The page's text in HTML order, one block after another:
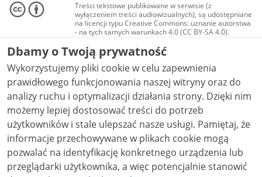
Treści tekstowe publikowane w serwisie (z
wyłączeniem treści audiowizualnych), są udostępniane
na licencji typu Creative Commons: uznanie autorstwa
- na tych samych warunkach 4.0 (CC BY-SA 4.0).
Materiały audiowizualne, w tym zdjęcia, materiały
audio i wideo, są udostępniane na licencji typu
Creative Commons: uznanie autorstwa użycie
niekomercyjne - bez utworów zależnych 4.0 (CC BY-
NC-ND 4.0), o ile nie jest to stwierdzone inaczej.
Dbamy o Twoją prywatność
Wykorzystujemy pliki cookie w celu zapewnienia
prawidłowego funkcjonowania naszej witryny oraz do
analizy ruchu i optymalizacji działania strony. Dzięki nim
możemy lepiej dostosować treści do potrzeb
użytkowników i stale ulepszać nasze usługi. Pamiętaj, że
informacje przechowywane w plikach cookie mogą
pozwalać na identyfikację konkretnego urządzenia lub
przeglądarki użytkownika, a więc potencjalnie stanowić